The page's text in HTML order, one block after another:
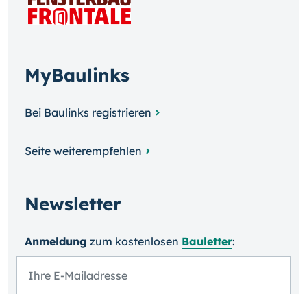
MyBaulinks
Bei Baulinks registrieren
Seite weiterempfehlen
Newsletter
Anmeldung zum kosten­losen Bauletter: